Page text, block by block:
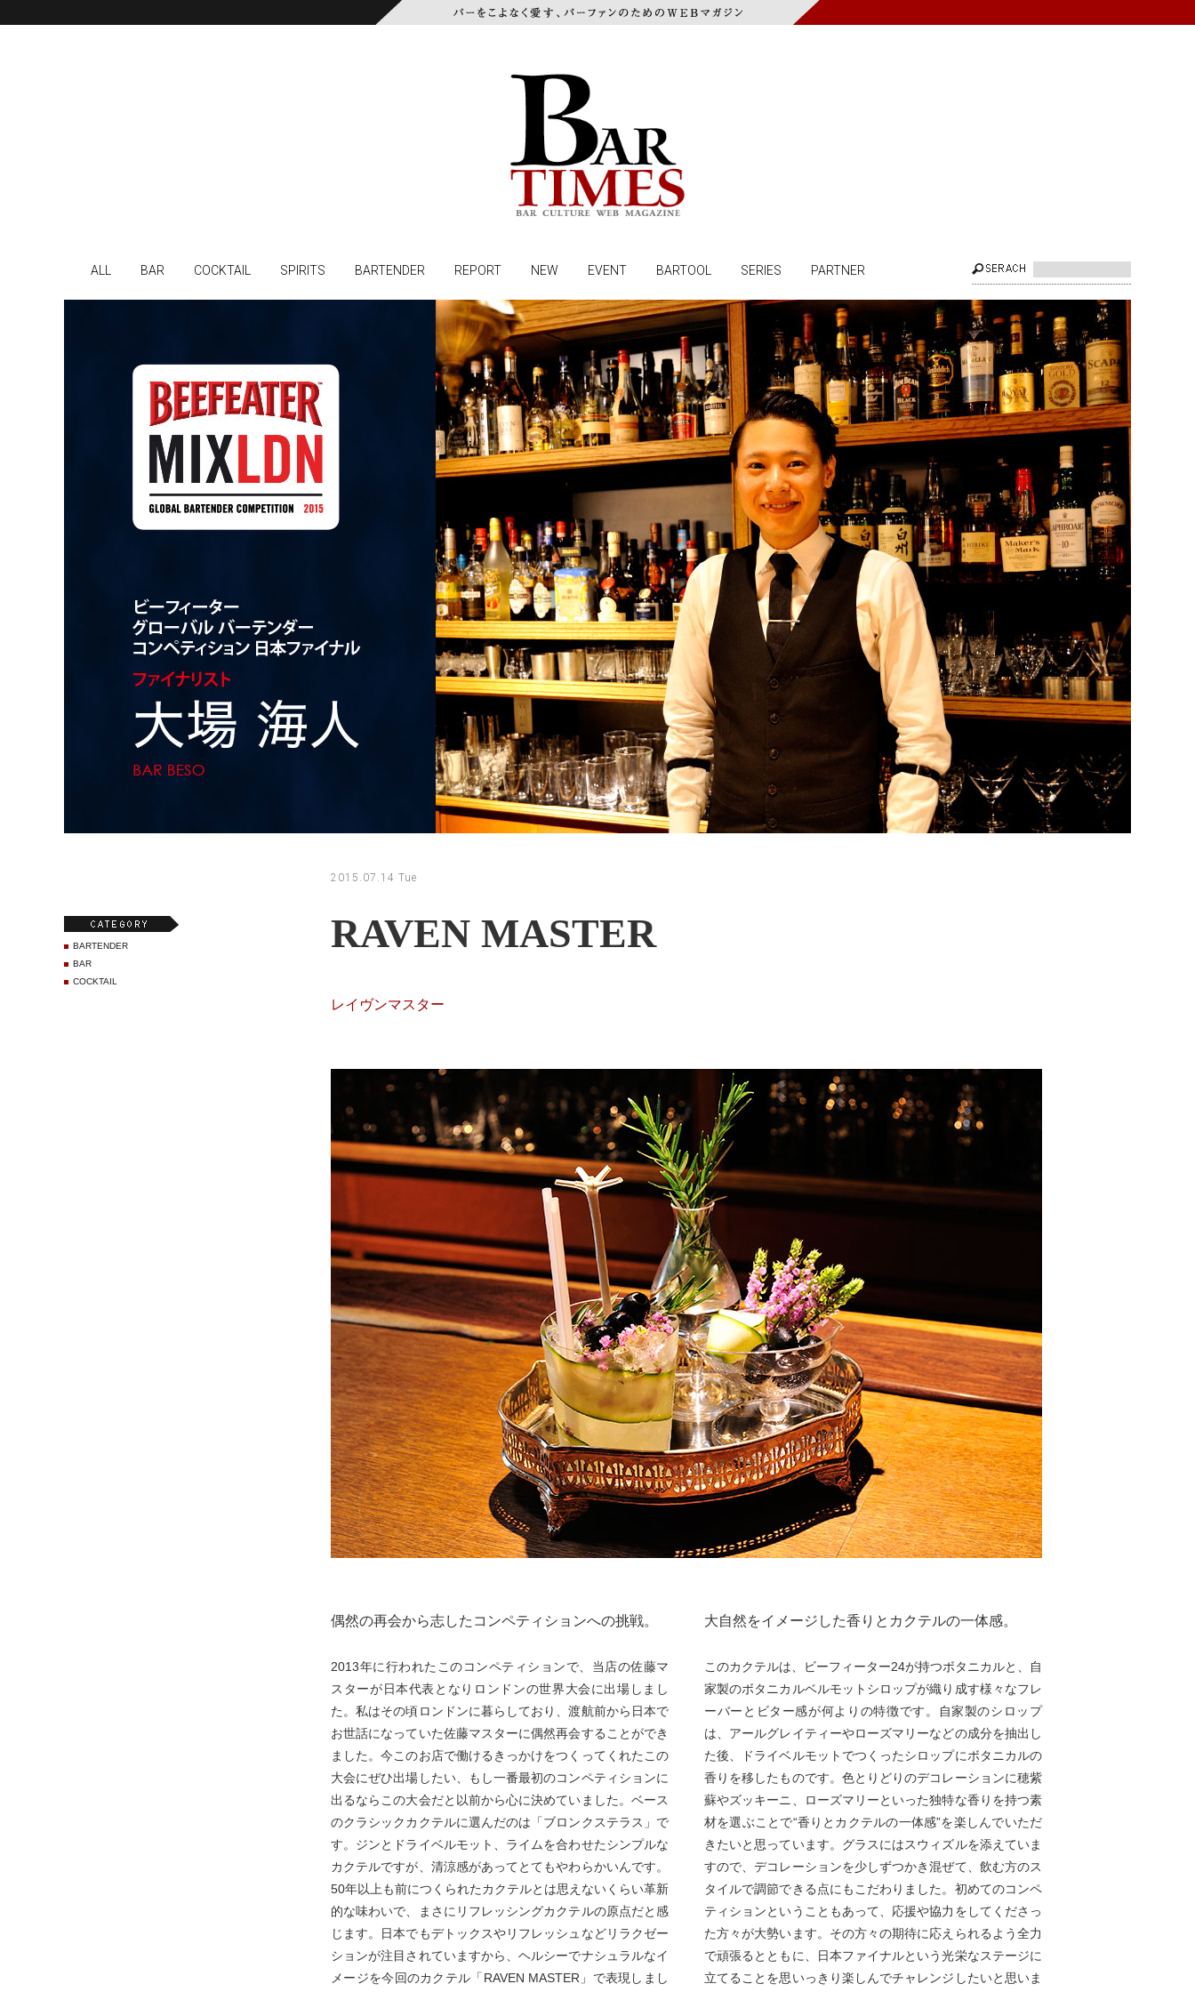
ALL BAR COCKTAIL SPIRITS BARTENDER REPORT NEW EVENT BARTOOL SERIES PARTNER
2015.07.14 Tue
RAVEN MASTER
レイヴンマスター
偶然の再会から志したコンペティションへの挑戦。
2013年に行われたこのコンペティションで、当店の佐藤マ
スターが日本代表となりロンドンの世界大会に出場しまし
た。私はその頃ロンドンに暮らしており、渡航前から日本で
お世話になっていた佐藤マスターに偶然再会することができ
ました。今このお店で働けるきっかけをつくってくれたこの
大会にぜひ出場したい、もし一番最初のコンペティションに
出るならこの大会だと以前から心に決めていました。ベース
のクラシックカクテルに選んだのは「ブロンクステラス」で
す。ジンとドライベルモット、ライムを合わせたシンプルな
カクテルですが、清涼感があってとてもやわらかいんです。
50年以上も前につくられたカクテルとは思えないくらい革新
的な味わいで、まさにリフレッシングカクテルの原点だと感
じます。日本でもデトックスやリフレッシュなどリラクゼー
ションが注目されていますから、ヘルシーでナシュラルなイ
メージを今回のカクテル「RAVEN MASTER」で表現しまし
大自然をイメージした香りとカクテルの一体感。
このカクテルは、ビーフィーター24が持つボタニカルと、自
家製のボタニカルベルモットシロップが織り成す様々なフレ
ーバーとビター感が何よりの特徴です。自家製のシロップ
は、アールグレイティーやローズマリーなどの成分を抽出し
た後、ドライベルモットでつくったシロップにボタニカルの
香りを移したものです。色とりどりのデコレーションに穂紫
蘇やズッキーニ、ローズマリーといった独特な香りを持つ素
材を選ぶことで“香りとカクテルの一体感”を楽しんでいただ
きたいと思っています。グラスにはスウィズルを添えていま
すので、デコレーションを少しずつかき混ぜて、飲む方のス
タイルで調節できる点にもこだわりました。初めてのコンペ
ティションということもあって、応援や協力をしてくださっ
た方々が大勢います。その方々の期待に応えられるよう全力
で頑張るとともに、日本ファイナルという光栄なステージに
立てることを思いっきり楽しんでチャレンジしたいと思いま
BARTENDER
BAR
COCKTAIL